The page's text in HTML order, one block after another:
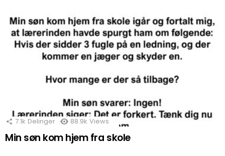
7.1k Delinger 88.9k Views
Min søn kom hjem fra skole